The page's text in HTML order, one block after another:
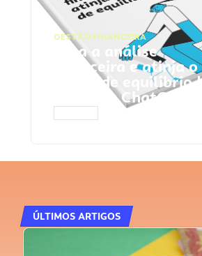
GESTÃO FINANCEIRA
Faça a análise
financeira e atinja o
ponto de equilíbrio |
Prompts ChatGPT
ÚLTIMOS ARTIGOS